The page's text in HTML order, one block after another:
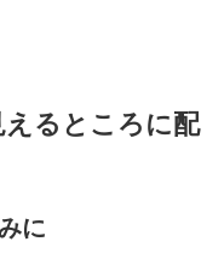
るところに配
に